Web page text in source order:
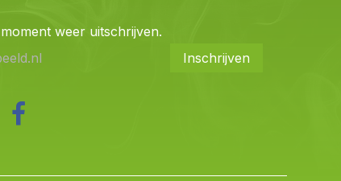
weer uitschrijven.
Inschrijven